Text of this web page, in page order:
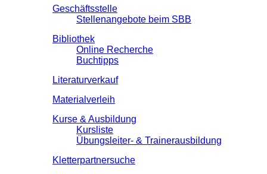
Geschäftsstelle
Stellenangebote beim SBB
Bibliothek
Online Recherche
Buchtipps
Literaturverkauf
Materialverleih
Kurse & Ausbildung
Kursliste
Übungsleiter- & Trainerausbildung
Kletterpartnersuche